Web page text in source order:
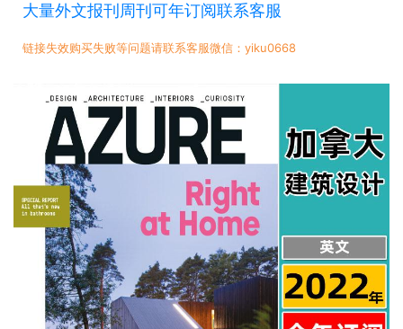
大量外文报刊周刊可年订阅联系客服
链接失效购买失败等问题请联系客服微信：yiku0668